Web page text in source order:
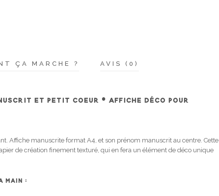
ÇA MARCHE ? AVIS (0)
ET PETIT COEUR • AFFICHE DÉCO POUR
Affiche manuscrite format A4, et son prénom manuscrit au centre. Cette
de création finement texturé, qui en fera un élément de déco unique
MAIN :